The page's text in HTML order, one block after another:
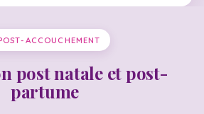
ACCOUCHEMENT
post natale et post-
partume